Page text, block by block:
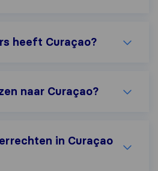
heeft Curaçao?
naar Curaçao?
in Curaçao